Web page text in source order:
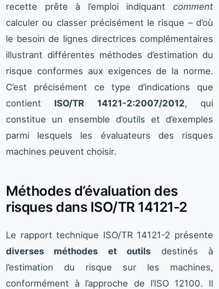
recette prête à l’emploi indiquant comment
calculer ou classer précisément le risque – d’où
le besoin de lignes directrices complémentaires
illustrant différentes méthodes d’estimation du
risque conformes aux exigences de la norme.
C’est précisément ce type d’indications que
contient ISO/TR 14121-2:2007/2012, qui
constitue un ensemble d’outils et d’exemples
parmi lesquels les évaluateurs des risques
machines peuvent choisir.
Méthodes d’évaluation des
risques dans ISO/TR 14121-2
Le rapport technique ISO/TR 14121-2 présente
diverses méthodes et outils destinés à
l’estimation du risque sur les machines,
conformément à l’approche de l’ISO 12100. Il